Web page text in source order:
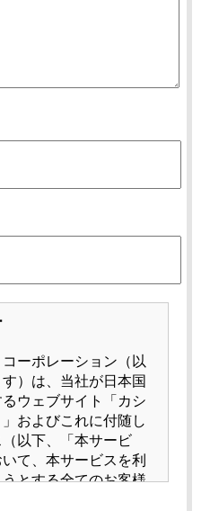
ーポレーション（以
）は、当社が日本国
ウェブサイト「カシ
およびこれに付随し
以下、「本サービ
て、本サービスを利
とする全てのお客様